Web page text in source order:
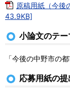
原稿用紙（今後
43.9KB]
小論文のテー
「今後の中野市の
応募用紙の